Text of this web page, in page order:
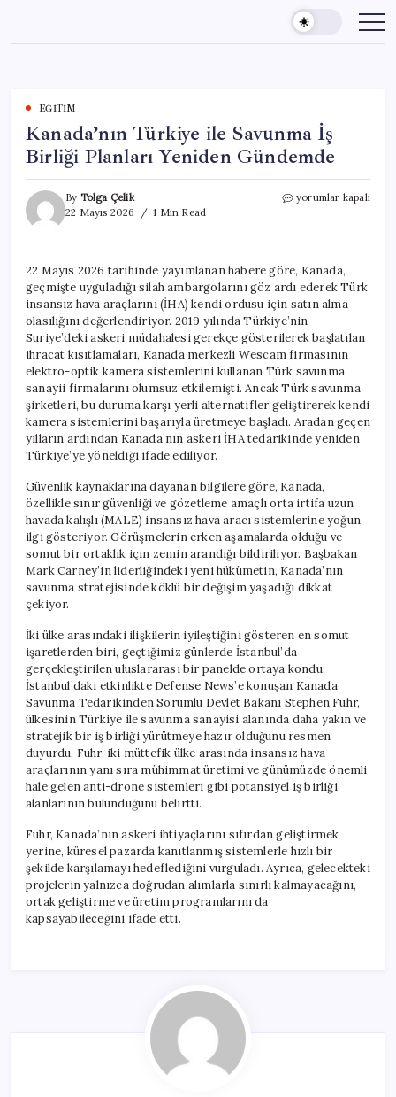
content
EĞITIM
Kanada’nın Türkiye ile Savunma İş
Birliği Planları Yeniden Gündemde
By Tolga Çelik
22 Mayıs 2026
1 Min Read
Kanada’nın
Birliği
Planları
Yeniden
Gündemde
için
yorumlar kapalı
22 Mayıs 2026 tarihinde yayımlanan habere göre, Kanada,
geçmişte uyguladığı silah ambargolarını göz ardı ederek Türk
insansız hava araçlarını (İHA) kendi ordusu için satın alma
olasılığını değerlendiriyor. 2019 yılında Türkiye’nin
Suriye’deki askeri müdahalesi gerekçe gösterilerek başlatılan
ihracat kısıtlamaları, Kanada merkezli Wescam firmasının
elektro-optik kamera sistemlerini kullanan Türk savunma
sanayii firmalarını olumsuz etkilemişti. Ancak Türk savunma
şirketleri, bu duruma karşı yerli alternatifler geliştirerek kendi
kamera sistemlerini başarıyla üretmeye başladı. Aradan geçen
yılların ardından Kanada’nın askeri İHA tedarikinde yeniden
Türkiye’ye yöneldiği ifade ediliyor.
Güvenlik kaynaklarına dayanan bilgilere göre, Kanada,
özellikle sınır güvenliği ve gözetleme amaçlı orta irtifa uzun
havada kalışlı (MALE) insansız hava aracı sistemlerine yoğun
ilgi gösteriyor. Görüşmelerin erken aşamalarda olduğu ve
somut bir ortaklık için zemin arandığı bildiriliyor. Başbakan
Mark Carney’in liderliğindeki yeni hükümetin, Kanada’nın
savunma stratejisinde köklü bir değişim yaşadığı dikkat
çekiyor.
İki ülke arasındaki ilişkilerin iyileştiğini gösteren en somut
işaretlerden biri, geçtiğimiz günlerde İstanbul’da
gerçekleştirilen uluslararası bir panelde ortaya kondu.
İstanbul’daki etkinlikte Defense News’e konuşan Kanada
Savunma Tedarikinden Sorumlu Devlet Bakanı Stephen Fuhr,
ülkesinin Türkiye ile savunma sanayisi alanında daha yakın ve
stratejik bir iş birliği yürütmeye hazır olduğunu resmen
duyurdu. Fuhr, iki müttefik ülke arasında insansız hava
araçlarının yanı sıra mühimmat üretimi ve günümüzde önemli
hale gelen anti-drone sistemleri gibi potansiyel iş birliği
alanlarının bulunduğunu belirtti.
Fuhr, Kanada’nın askeri ihtiyaçlarını sıfırdan geliştirmek
yerine, küresel pazarda kanıtlanmış sistemlerle hızlı bir
şekilde karşılamayı hedeflediğini vurguladı. Ayrıca, gelecekteki
projelerin yalnızca doğrudan alımlarla sınırlı kalmayacağını,
ortak geliştirme ve üretim programlarını da
kapsayabileceğini ifade etti.